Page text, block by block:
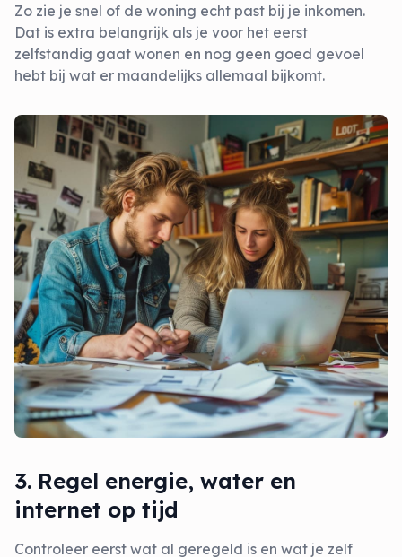
Zo zie je snel of de woning echt past bij je inkomen.
Dat is extra belangrijk als je voor het eerst
zelfstandig gaat wonen en nog geen goed gevoel
hebt bij wat er maandelijks allemaal bijkomt.
3. Regel energie, water en
internet op tijd
Controleer eerst wat al geregeld is en wat je zelf